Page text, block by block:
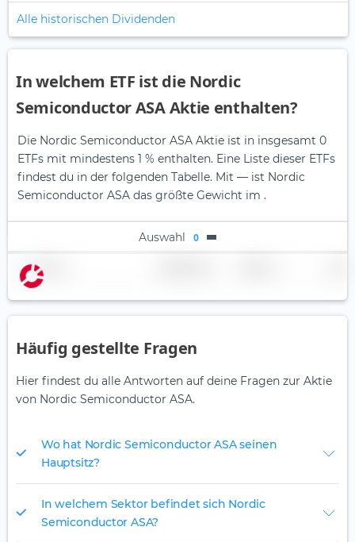
Alle historischen Dividenden
In welchem ETF ist die Nordic
Semiconductor ASA Aktie enthalten?
Die Nordic Semiconductor ASA Aktie ist in insgesamt 0
ETFs mit mindestens 1 % enthalten. Eine Liste dieser ETFs
findest du in der folgenden Tabelle. Mit — ist Nordic
Semiconductor ASA das größte Gewicht im .
Auswahl 0
Name
Häufig gestellte Fragen
Hier findest du alle Antworten auf deine Fragen zur Aktie
von Nordic Semiconductor ASA.
Wo hat Nordic Semiconductor ASA seinen
Hauptsitz?
In welchem Sektor befindet sich Nordic
Semiconductor ASA?